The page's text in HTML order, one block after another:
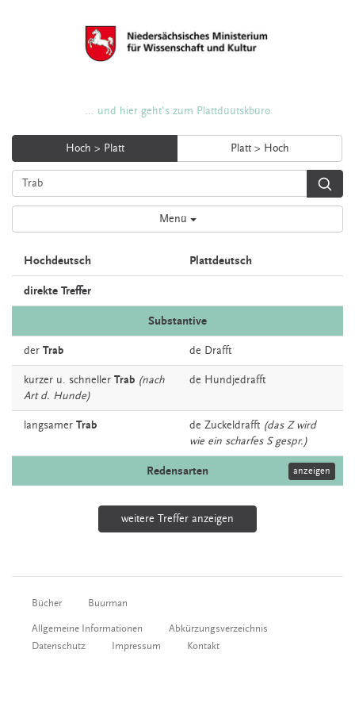
... und hier geht's zum Plattdüütskbüro
Hoch > Platt Platt > Hoch
Menü
Hochdeutsch Plattdeutsch
direkte Treffer
Substantive
der Trab de Drafft
kurzer u. schneller Trab (nach
Art d. Hunde)
de Hundjedrafft
langsamer Trab de Zuckeldrafft (das Z wird
wie ein scharfes S gespr.)
Redensarten anzeigen
weitere Treffer anzeigen
Bücher Buurman
Allgemeine Informationen
Abkürzungsverzeichnis
Datenschutz
Impressum Kontakt